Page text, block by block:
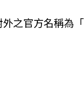
之官方名稱為